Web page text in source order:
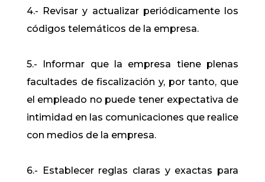
4.- Revisar y actualizar periódicamente los
códigos telemáticos de la empresa.
5.- Informar que la empresa tiene plenas
facultades de fiscalización y, por tanto, que
el empleado no puede tener expectativa de
intimidad en las comunicaciones que realice
con medios de la empresa.
6.- Establecer reglas claras y exactas para